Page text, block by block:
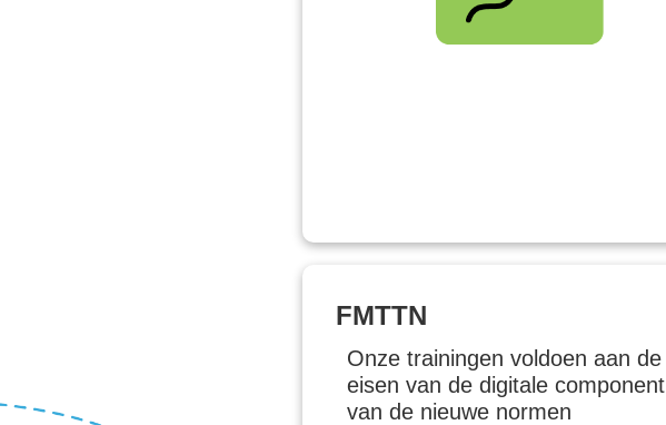
FMTTN
Onze trainingen voldoen aan de
eisen van de digitale component
van de nieuwe normen